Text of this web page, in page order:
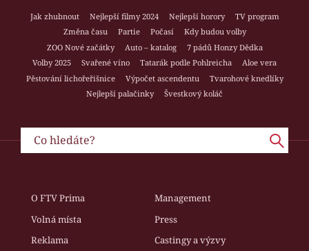
Jak zhubnout Nejlepší filmy 2024 Nejlepší horory
TV program
Změna času
Partie Počasí
Kdy budou volby
ZOO Nové začátky
Auto – katalog
7 pádů Honzy Dědka
Volby 2025
Svařené víno Tatarák podle Pohlreicha
Aloe vera
Pěstování lichořeřišnice
Výpočet ascendentu
Tvarohové knedlíky
Nejlepší palačinky
Švestkový koláč
O FTV Prima
Management
Volná místa
Press
Reklama
Castingy a výzvy